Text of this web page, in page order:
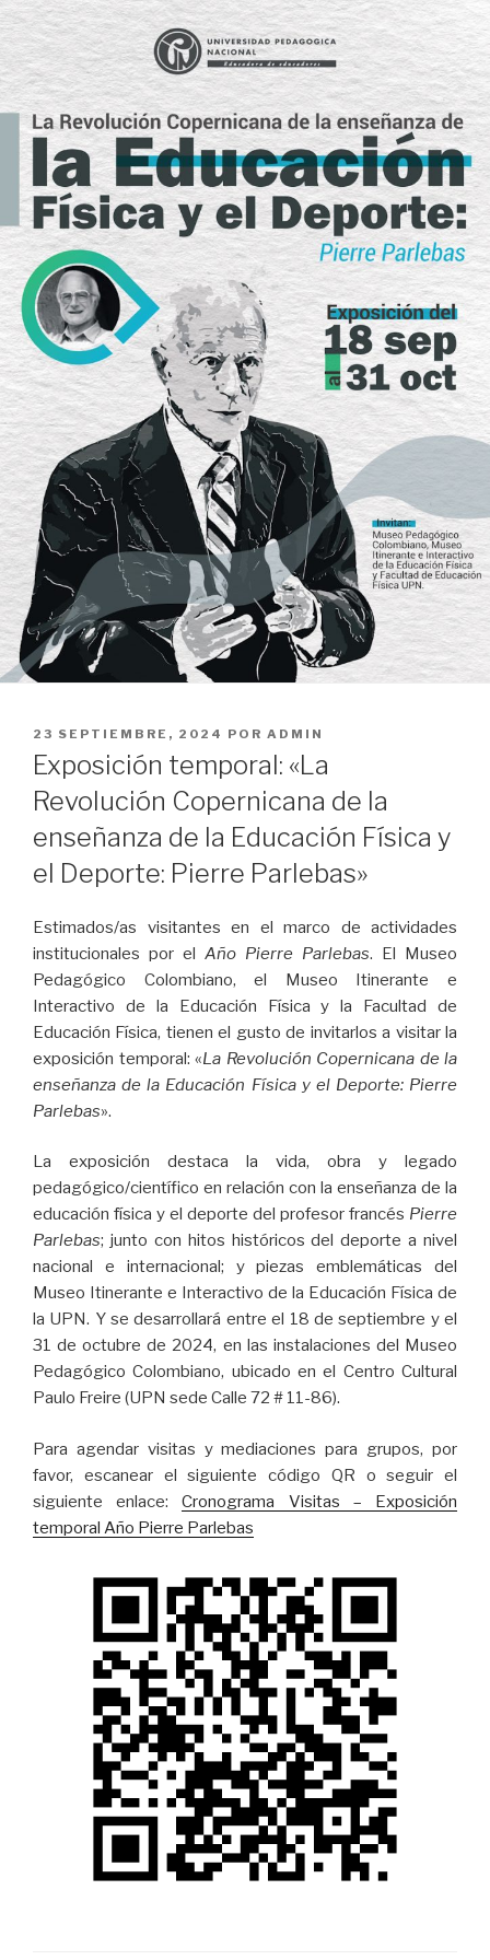
PUBLICADO
EL
23 SEPTIEMBRE, 2024 POR ADMIN
Exposición temporal: «La
Revolución Copernicana de la
enseñanza de la Educación Física y
el Deporte: Pierre Parlebas»
Estimados/as visitantes en el marco de actividades
institucionales por el Año Pierre Parlebas. El Museo
Pedagógico Colombiano, el Museo Itinerante e
Interactivo de la Educación Física y la Facultad de
Educación Física, tienen el gusto de invitarlos a visitar la
exposición temporal: «La Revolución Copernicana de la
enseñanza de la Educación Física y el Deporte: Pierre
Parlebas».
La exposición destaca la vida, obra y legado
pedagógico/científico en relación con la enseñanza de la
educación física y el deporte del profesor francés Pierre
Parlebas; junto con hitos históricos del deporte a nivel
nacional e internacional; y piezas emblemáticas del
Museo Itinerante e Interactivo de la Educación Física de
la UPN. Y se desarrollará entre el 18 de septiembre y el
31 de octubre de 2024, en las instalaciones del Museo
Pedagógico Colombiano, ubicado en el Centro Cultural
Paulo Freire (UPN sede Calle 72 # 11-86).
Para agendar visitas y mediaciones para grupos, por
favor, escanear el siguiente código QR o seguir el
siguiente enlace:Cronograma Visitas – Exposición
temporal Año Pierre Parlebas